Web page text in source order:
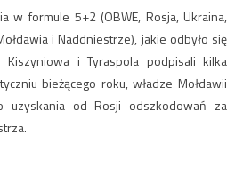
w formule 5+2 (OBWE, Rosja, Ukraina,
i Naddniestrze), jakie odbyło się
i Tyraspola podpisali kilka
bieżącego roku, władze Mołdawii
uzyskania od Rosji odszkodowań za